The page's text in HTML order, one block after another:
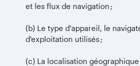
et les flux de navigation ;
(b) Le type d'appareil, le
d'exploitation utilisés ;
(c) La localisation